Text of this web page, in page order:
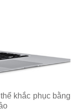
khắc phục bằng